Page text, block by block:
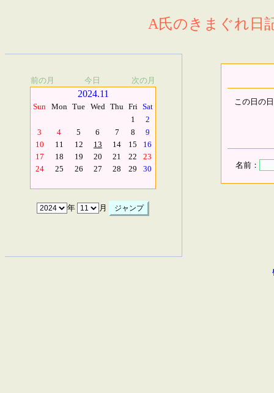
A氏のきまぐれ日
前の月 今日 次の月
2024.11
Sun Mon Tue Wed Thu Fri Sat
1
2
3
4 5 6 7 8
9
10
11 12 13 14 15
16
17
18 19 20 21 22
23
24
25 26 27 28 29 30
年 月
この日の
名前：